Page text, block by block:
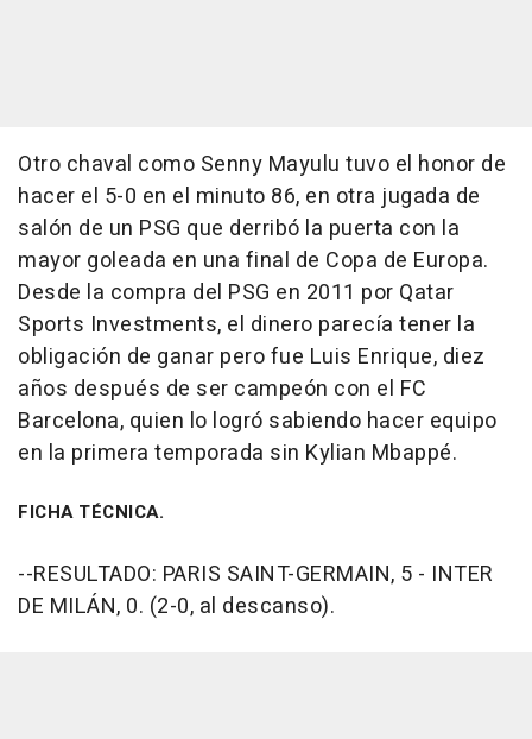
Otro chaval como Senny Mayulu tuvo el honor de
hacer el 5-0 en el minuto 86, en otra jugada de
salón de un PSG que derribó la puerta con la
mayor goleada en una final de Copa de Europa.
Desde la compra del PSG en 2011 por Qatar
Sports Investments, el dinero parecía tener la
obligación de ganar pero fue Luis Enrique, diez
años después de ser campeón con el FC
Barcelona, quien lo logró sabiendo hacer equipo
en la primera temporada sin Kylian Mbappé.
FICHA TÉCNICA.
--RESULTADO: PARIS SAINT-GERMAIN, 5 - INTER
DE MILÁN, 0. (2-0, al descanso).